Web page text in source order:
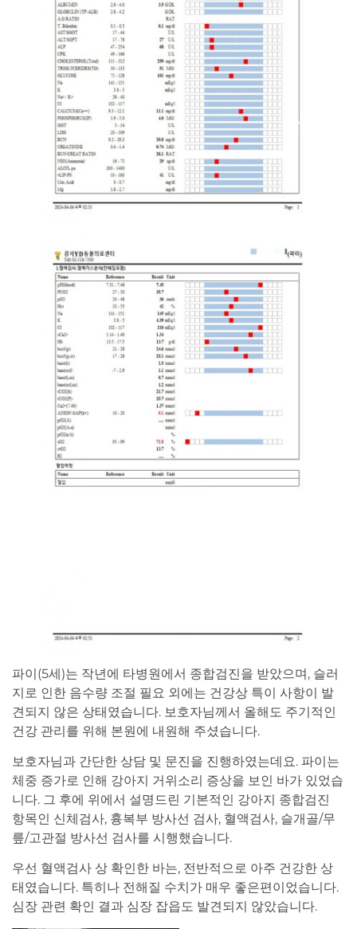
파이(5세)는 작년에 타병원에서 종합검진을 받았으며, 슬러
지로 인한 음수량 조절 필요 외에는 건강상 특이 사항이 발
견되지 않은 상태였습니다. 보호자님께서 올해도 주기적인
건강 관리를 위해 본원에 내원해 주셨습니다.
보호자님과 간단한 상담 및 문진을 진행하였는데요. 파이는
체중 증가로 인해 강아지 거위소리 증상을 보인 바가 있었습
니다. 그 후에 위에서 설명드린 기본적인 강아지 종합검진
항목인 신체검사, 흉복부 방사선 검사, 혈액검사, 슬개골/무
릎/고관절 방사선 검사를 시행했습니다.
우선 혈액검사 상 확인한 바는, 전반적으로 아주 건강한 상
태였습니다. 특히나 전해질 수치가 매우 좋은편이었습니다.
심장 관련 확인 결과 심장 잡읍도 발견되지 않았습니다.